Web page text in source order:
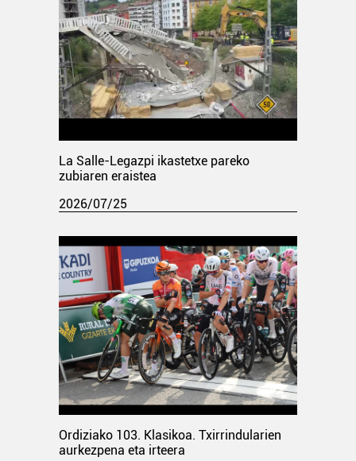
La Salle-Legazpi ikastetxe pareko
zubiaren eraistea
2026/07/25
Ordiziako 103. Klasikoa. Txirrindularien
aurkezpena eta irteera